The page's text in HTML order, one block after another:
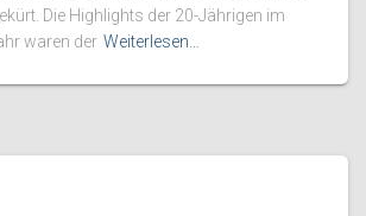
Die Highlights der 20-Jährigen im
waren der Weiterlesen…